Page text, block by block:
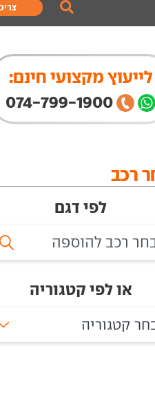
לייעוץ מקצועי חינם:
074-799-1900
רכב
לפי דגם
או לפי קטגוריה
קטגוריה